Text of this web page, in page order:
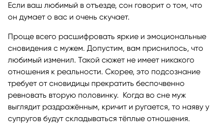
Если ваш любимый в отъезде, сон говорит о том, что
он думает о вас и очень скучает.
Проще всего расшифровать яркие и эмоциональные
сновидения с мужем. Допустим, вам приснилось, что
любимый изменил. Такой сюжет не имеет никакого
отношения к реальности. Скорее, это подсознание
требует от сновидицы прекратить беспочвенно
ревновать вторую половинку. Когда во сне муж
выглядит раздражённым, кричит и ругается, то наяву у
супругов будут складываться тёплые отношения.